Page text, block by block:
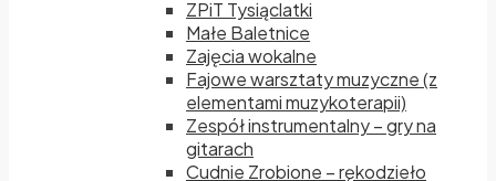
ZPiT Tysiąclatki
Małe Baletnice
Zajęcia wokalne
Fajowe warsztaty muzyczne (z
elementami muzykoterapii)
Zespół instrumentalny – gry na
gitarach
Cudnie Zrobione – rękodzieło